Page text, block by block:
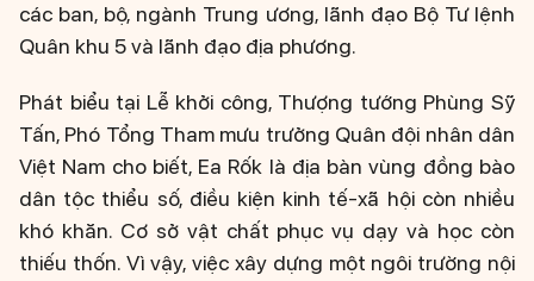
các ban, bộ, ngành Trung ương, lãnh đạo Bộ Tư lệnh
Quân khu 5 và lãnh đạo địa phương.
Phát biểu tại Lễ khởi công, Thượng tướng Phùng Sỹ
Tấn, Phó Tổng Tham mưu trưởng Quân đội nhân dân
Việt Nam cho biết, Ea Rốk là địa bàn vùng đồng bào
dân tộc thiểu số, điều kiện kinh tế-xã hội còn nhiều
khó khăn. Cơ sở vật chất phục vụ dạy và học còn
thiếu thốn. Vì vậy, việc xây dựng một ngôi trường nội